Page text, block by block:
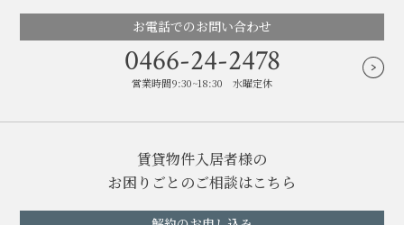
お電話でのお問い合わせ
0466-24-2478
営業時間9:30~18:30 水曜定休
賃貸物件入居者様の
お困りごとのご相談はこちら